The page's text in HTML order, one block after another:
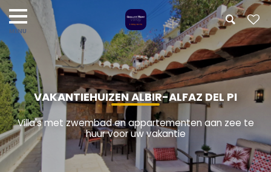
VAKANTIEHUIZEN ALBIR-ALFAZ DEL PI
Villa's met zwembad en appartementen aan zee te
huur voor uw vakantie